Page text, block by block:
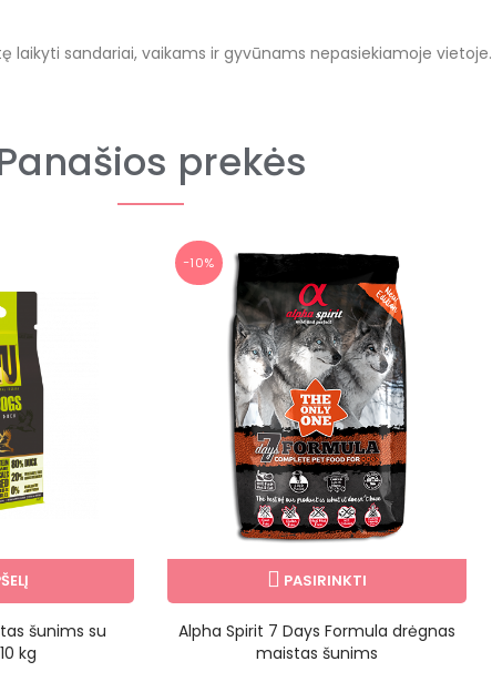
laikyti sandariai, vaikams ir gyvūnams nepasiekiamoje vietoje.
prekės
šunims su
kg
−10%
PASIRINKTI
Alpha Spirit 7 Days Formula drėgnas
maistas šunims